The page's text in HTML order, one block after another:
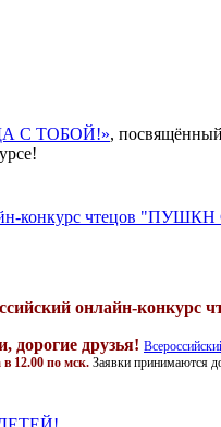
С ТОБОЙ!», посвящённый
конкурс чтецов
онлайн-
дорогие друзья!
12.00 по мск. Заявки принимаются